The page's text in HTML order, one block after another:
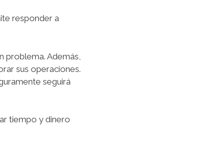
responder a
problema. Además,
sus operaciones.
seguirá
tiempo y dinero